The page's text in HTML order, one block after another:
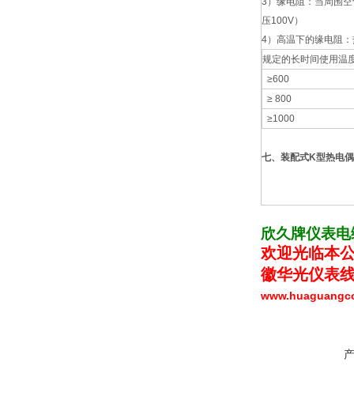
压100V）
4）高温下的缘电阻
规定的长时间使用温
≥600
≥ 800
≥1000
七、 装配式K型热电
欣久牌仪表
欢迎光临本
徽华光仪表